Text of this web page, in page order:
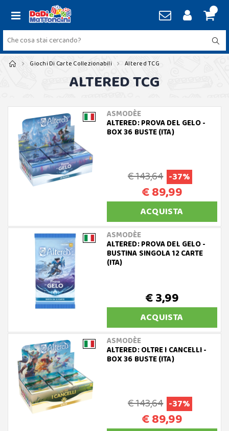
Giochi Di Carte Collezionabili Altered TCG
ALTERED TCG
ASMODÈE
ALTERED: PROVA DEL GELO -
BOX 36 BUSTE (ITA)
€ 143,64 -37%
€ 89,99
ACQUISTA
ASMODÈE
ALTERED: PROVA DEL GELO -
BUSTINA SINGOLA 12 CARTE
(ITA)
€ 3,99
ACQUISTA
ASMODÈE
ALTERED: OLTRE I CANCELLI -
BOX 36 BUSTE (ITA)
€ 143,64 -37%
€ 89,99